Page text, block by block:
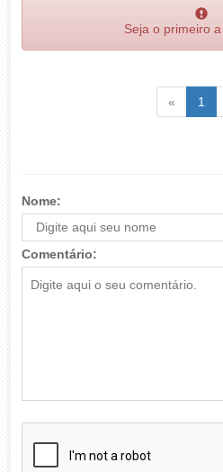
Seja o primeiro
« Voltar1
Nome:
Comentário: